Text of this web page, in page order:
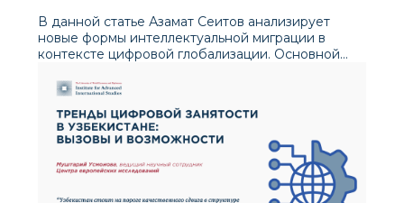
В данной статье Азамат Сеитов анализирует
новые формы интеллектуальной миграции в
контексте цифровой глобализации. Основной
«утечка мозгов» больше не ограничивается
Благодаря удаленной работе, цифровым
платформам и возможностям работать онлайн на
иностранные компании человеческий капитал
может служить экономике другой страны,
оставаясь при этом в своей родной стране. В